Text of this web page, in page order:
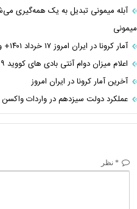
آبله میمونی تبدیل به یک‌ همه‌گیری
میمونی
آمار کرونا در ایران امروز ۱۷ خرداد ۱۴۰۱+ وضعیت کرونایی شهر‌های کشور
اعلام میزان دوام آنتی بادی های کووید ۱۹
آخرین آمار کرونا در ایران امروز
عملکرد دولت سیزدهم در واردات واکسن
* نظر